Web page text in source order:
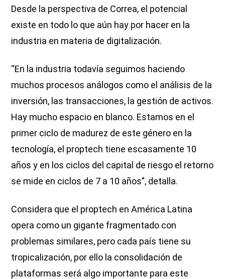
Desde la perspectiva de Correa, el potencial
existe en todo lo que aún hay por hacer en la
industria en materia de digitalización.
“En la industria todavía seguimos haciendo
muchos procesos análogos como el análisis de la
inversión, las transacciones, la gestión de activos.
Hay mucho espacio en blanco. Estamos en el
primer ciclo de madurez de este género en la
tecnología, el proptech tiene escasamente 10
años y en los ciclos del capital de riesgo el retorno
se mide en ciclos de 7 a 10 años”, detalla.
Considera que el proptech en América Latina
opera como un gigante fragmentado con
problemas similares, pero cada país tiene su
tropicalización, por ello la consolidación de
plataformas será algo importante para este